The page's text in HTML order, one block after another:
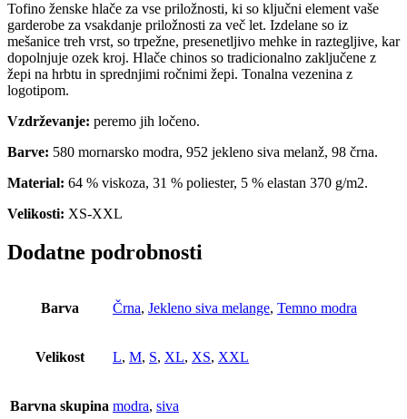
Tofino ženske hlače za vse priložnosti, ki so ključni element vaše
garderobe za vsakdanje priložnosti za več let. Izdelane so iz
mešanice treh vrst, so trpežne, presenetljivo mehke in raztegljive, kar
dopolnjuje ozek kroj. Hlače chinos so tradicionalno zaključene z
žepi na hrbtu in sprednjimi ročnimi žepi. Tonalna vezenina z
logotipom.
Vzdrževanje: peremo jih ločeno.
Barve: 580 mornarsko modra, 952 jekleno siva melanž, 98 črna.
Material: 64 % viskoza, 31 % poliester, 5 % elastan 370 g/m2.
Velikosti: XS-XXL
Dodatne podrobnosti
Barva Črna, Jekleno siva melange, Temno modra
Velikost L, M, S, XL, XS, XXL
Barvna skupina modra, siva